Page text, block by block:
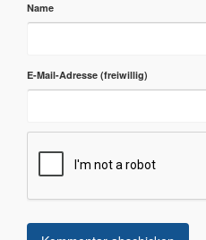
Name
E-Mail-Adresse